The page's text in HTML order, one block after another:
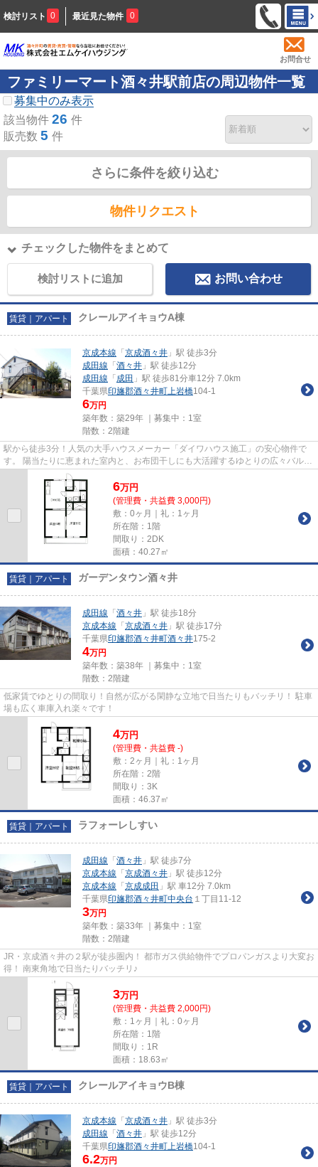
検討リスト 0 最近見た物件 0
お問合せ
ファミリーマート酒々井駅前店の周辺物件一覧
募集中のみ表示
該当物件 26 件
販売数 5 件
さらに条件を絞り込む
物件リクエスト
チェックした物件をまとめて
検討リストに追加 お問い合わせ
賃貸｜アパート クレールアイキョウA棟
京成本線 「 京成酒々井 」駅 徒歩3分
成田線 「 酒々井 」駅 徒歩12分
成田線 「 成田 」駅 徒歩81分車12分 7.0km
千葉県印旛郡酒々井町上岩橋104-1
6万円
築年数：築29年 ｜募集中： 1室
階数：2階建
駅から徒歩3分！人気の大手ハウスメーカー「ダイワハウス施工」の安心物件で
す。 陽当たりに恵まれた室内と、お布団干しにも大活躍するゆとりの広々バルコ
ニーが大きな魅力。運転が苦...
6万円
(管理費・共益費 3,000円)
敷：0ヶ月｜礼：1ヶ月
所在階：1階
間取り：2DK
面積：40.27㎡
賃貸｜アパート ガーデンタウン酒々井
成田線 「 酒々井 」駅 徒歩18分
京成本線 「 京成酒々井 」駅 徒歩17分
千葉県印旛郡酒々井町酒々井175-2
4万円
築年数：築38年 ｜募集中： 1室
階数：2階建
低家賃でゆとりの間取り！自然が広がる閑静な立地で日当たりもバッチリ！ 駐車
場も広く車庫入れ楽々です！
4万円
(管理費・共益費 -)
敷：2ヶ月｜礼：1ヶ月
所在階：2階
間取り：3K
面積：46.37㎡
賃貸｜アパート ラフォーレしすい
成田線 「 酒々井 」駅 徒歩7分
京成本線 「 京成酒々井 」駅 徒歩12分
京成本線 「 京成成田 」駅 車12分 7.0km
千葉県印旛郡酒々井町中央台 １丁目11-12
3万円
築年数：築33年 ｜募集中： 1室
階数：2階建
JR・京成酒々井の２駅が徒歩圏内！ 都市ガス供給物件でプロパンガスより大変お
得！ 南東角地で日当たりバッチリ♪
3万円
(管理費・共益費 2,000円)
敷：1ヶ月｜礼：0ヶ月
所在階：1階
間取り：1R
面積：18.63㎡
賃貸｜アパート クレールアイキョウB棟
京成本線 「 京成酒々井 」駅 徒歩3分
成田線 「 酒々井 」駅 徒歩12分
千葉県印旛郡酒々井町上岩橋104-1
6.2万円